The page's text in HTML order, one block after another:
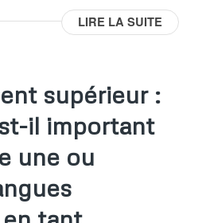
LIRE LA SUITE
supérieur :
il important
une ou